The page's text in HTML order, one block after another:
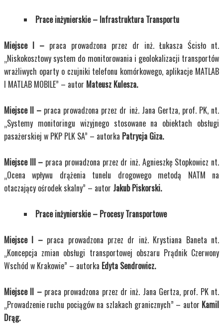
Prace inżynierskie– Infrastruktura Transportu
Miejsce I – praca prowadzona przez dr inż. Łukasza Ścisło nt.
„Niskokosztowy system do monitorowania i geolokalizacji transportów
wrażliwych oparty o czujniki telefonu komórkowego, aplikacje MATLAB
I MATLAB MOBILE” – autor Mateusz Kulesza.
Miejsce II – praca prowadzona przez dr inż. Jana Gertza, prof. PK, nt.
„Systemy monitoringu wizyjnego stosowane na obiektach obsługi
pasażerskiej w PKP PLK SA” – autorka Patrycja Giza.
Miejsce III – praca prowadzona przez dr inż. Agnieszkę Stopkowicz nt.
„Ocena wpływu drążenia tunelu drogowego metodą NATM na
otaczający ośrodek skalny” – autor Jakub Piskorski.
Prace inżynierskie – Procesy Transportowe
Miejsce I – praca prowadzona przez dr inż. Krystiana Baneta nt.
„Koncepcja zmian obsługi transportowej obszaru Prądnik Czerwony
Wschód w Krakowie” – autorka Edyta Sendrowicz.
Miejsce II – praca prowadzona przez dr inż. Jana Gertza, prof. PK nt.
„Prowadzenie ruchu pociągów na szlakach granicznych” – autor Kamil
Drąg.